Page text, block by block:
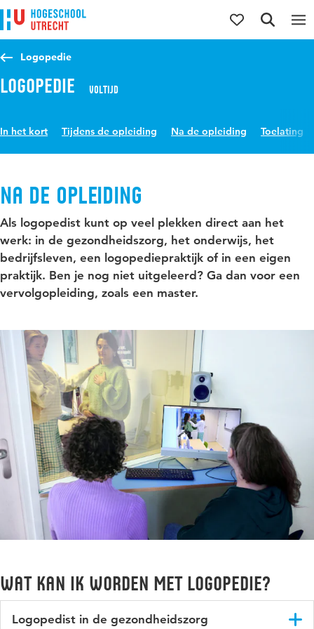
Direct naar de inhoud
Direct naar de hoofdnavigatie
Direct naar de zoekfunctie
Logopedie
Logopedie Voltijd
In het kort Tijdens de opleiding Na de opleiding Toelating
Na de opleiding
Als logopedist kunt op veel plekken direct aan het
werk: in de gezondheidszorg, het onderwijs, het
bedrijfsleven, een logopediepraktijk of in een eigen
praktijk. Ben je nog niet uitgeleerd? Ga dan voor een
vervolgopleiding, zoals een master.
Wat kan ik worden met Logopedie?
Logopedist in de gezondheidszorg